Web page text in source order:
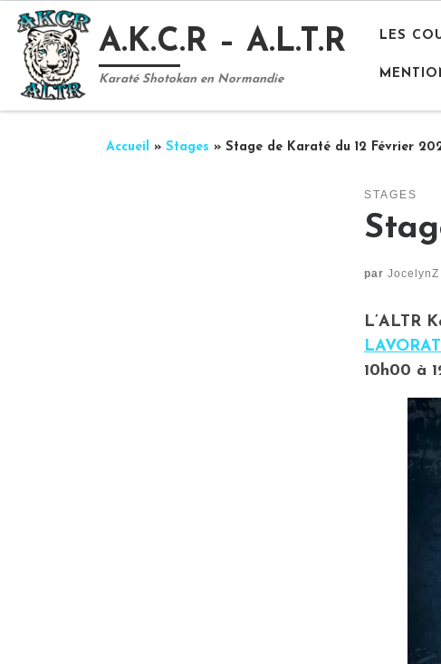
Passer au contenu
A.K.C.R – A.L.T.R
Karaté Shotokan en Normandie
LES
Accueil » Stages » Stage de Karaté du 12 Février
STAGES
par JocelynZ
L’ALTR
10h00 à